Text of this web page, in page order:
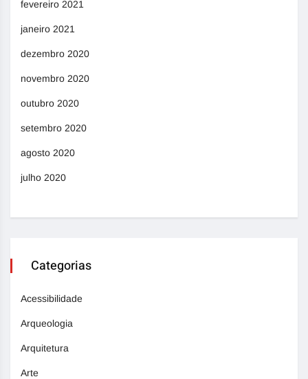
fevereiro 2021
janeiro 2021
dezembro 2020
novembro 2020
outubro 2020
setembro 2020
agosto 2020
julho 2020
Categorias
Acessibilidade
Arqueologia
Arquitetura
Arte